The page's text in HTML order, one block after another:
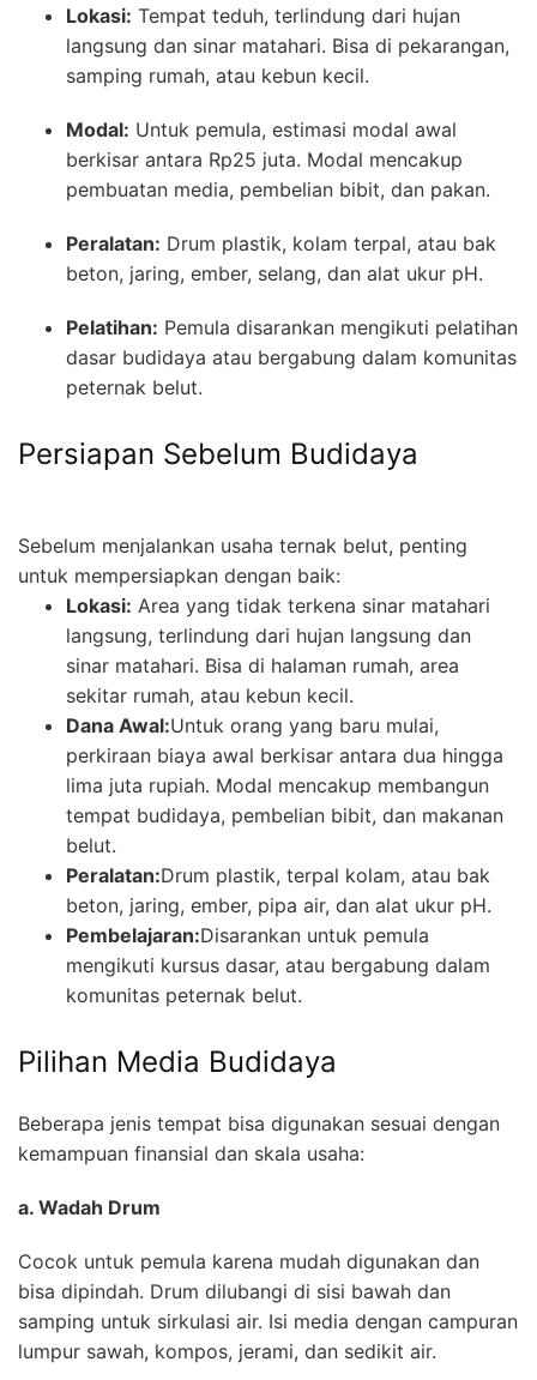
Lokasi: Tempat teduh, terlindung dari hujan
langsung dan sinar matahari. Bisa di pekarangan,
samping rumah, atau kebun kecil.
Modal: Untuk pemula, estimasi modal awal
berkisar antara Rp25 juta. Modal mencakup
pembuatan media, pembelian bibit, dan pakan.
Peralatan: Drum plastik, kolam terpal, atau bak
beton, jaring, ember, selang, dan alat ukur pH.
Pelatihan: Pemula disarankan mengikuti pelatihan
dasar budidaya atau bergabung dalam komunitas
peternak belut.
Persiapan Sebelum Budidaya
Sebelum menjalankan usaha ternak belut, penting
untuk mempersiapkan dengan baik:
Lokasi: Area yang tidak terkena sinar matahari
langsung, terlindung dari hujan langsung dan
sinar matahari. Bisa di halaman rumah, area
sekitar rumah, atau kebun kecil.
Dana Awal:Untuk orang yang baru mulai,
perkiraan biaya awal berkisar antara dua hingga
lima juta rupiah. Modal mencakup membangun
tempat budidaya, pembelian bibit, dan makanan
belut.
Peralatan:Drum plastik, terpal kolam, atau bak
beton, jaring, ember, pipa air, dan alat ukur pH.
Pembelajaran:Disarankan untuk pemula
mengikuti kursus dasar, atau bergabung dalam
komunitas peternak belut.
Pilihan Media Budidaya
Beberapa jenis tempat bisa digunakan sesuai dengan
kemampuan finansial dan skala usaha:
a. Wadah Drum
Cocok untuk pemula karena mudah digunakan dan
bisa dipindah. Drum dilubangi di sisi bawah dan
samping untuk sirkulasi air. Isi media dengan campuran
lumpur sawah, kompos, jerami, dan sedikit air.